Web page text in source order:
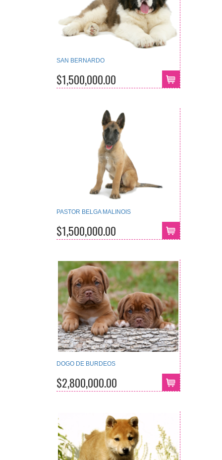
SAN BERNARDO
$1,500,000.00
PASTOR BELGA MALINOIS
$1,500,000.00
DOGO DE BURDEOS
$2,800,000.00